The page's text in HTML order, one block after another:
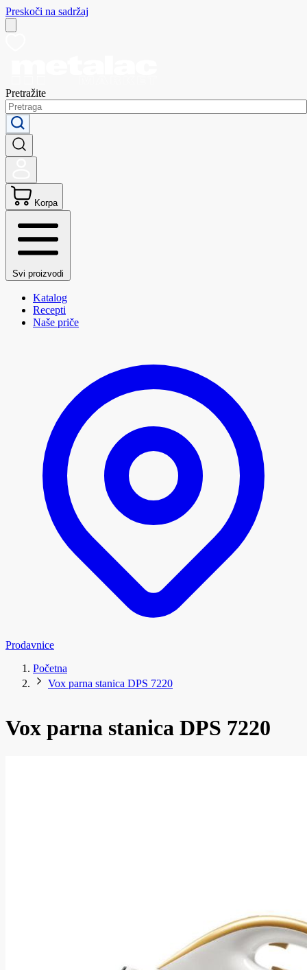
Preskoči na sadržaj
Pretražite
Korpa
Svi proizvodi
Katalog
Recepti
Naše priče
Prodavnice
Početna
Vox parna stanica DPS 7220
Vox parna stanica DPS 7220